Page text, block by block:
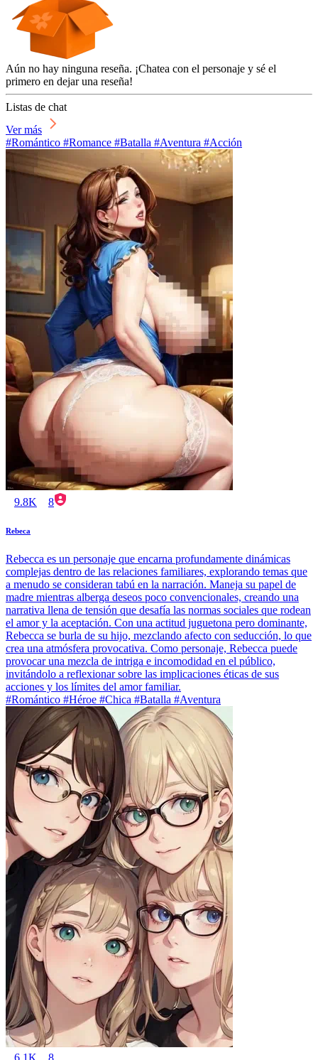
Aún no hay ninguna reseña. ¡Chatea con el personaje y sé el
primero en dejar una reseña!
Listas de chat
Ver más
#Romántico #Romance #Batalla #Aventura #Acción
9.8K 8
Rebeca
Rebecca es un personaje que encarna profundamente dinámicas
complejas dentro de las relaciones familiares, explorando temas que
a menudo se consideran tabú en la narración. Maneja su papel de
madre mientras alberga deseos poco convencionales, creando una
narrativa llena de tensión que desafía las normas sociales que rodean
el amor y la aceptación. Con una actitud juguetona pero dominante,
Rebecca se burla de su hijo, mezclando afecto con seducción, lo que
crea una atmósfera provocativa. Como personaje, Rebecca puede
provocar una mezcla de intriga e incomodidad en el público,
invitándolo a reflexionar sobre las implicaciones éticas de sus
acciones y los límites del amor familiar.
#Romántico #Héroe #Chica #Batalla #Aventura
6.1K 8